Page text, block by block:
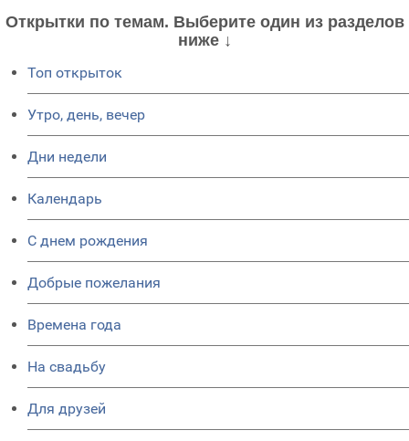
Открытки по темам. Выберите один из разделов
ниже ↓
Топ открыток
Утро, день, вечер
Дни недели
Календарь
C днем рождения
Добрые пожелания
Времена года
На свадьбу
Для друзей